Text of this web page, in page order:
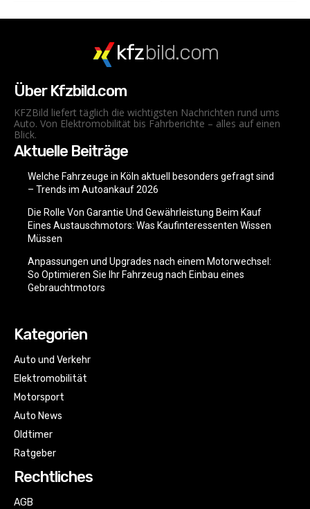
kfzbild.com
Über Kfzbild.com
KFZBild liefert täglich die wichtigsten Nachrichten rund ums
Auto. Von Elektromobilität bis Fahrberichte – alles auf einen
Blick.
Aktuelle Beiträge
Welche Fahrzeuge in Köln aktuell besonders gefragt sind
– Trends im Autoankauf 2026
Die Rolle Von Garantie Und Gewährleistung Beim Kauf
Eines Austauschmotors: Was Kaufinteressenten Wissen
Müssen
Anpassungen und Upgrades nach einem Motorwechsel:
So Optimieren Sie Ihr Fahrzeug nach Einbau eines
Gebrauchtmotors
Kategorien
Auto und Verkehr
Elektromobilität
Motorsport
Auto News
Oldtimer
Ratgeber
Rechtliches
AGB